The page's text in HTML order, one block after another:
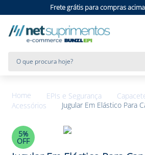
Frete grátis para compras
EPIs e Segurança
Acessórios
Jugular Em Elástico Para
5%
OFF